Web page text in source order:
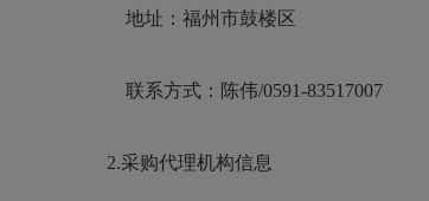
地址： 福州市鼓楼区
联系方式： 陈伟/0591-83517007
2.采购代理机构信息